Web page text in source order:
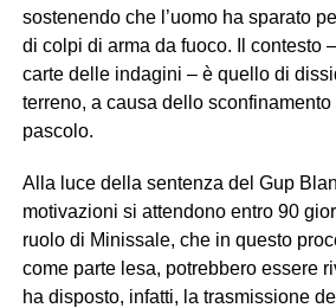
sostenendo che l’uomo ha sparato
di colpi di arma da fuoco. Il contesto
carte delle indagini – è quello di
terreno, a causa dello sconfinamento
pascolo.
Alla luce della sentenza del Gup
motivazioni si attendono entro 90
ruolo di Minissale, che in questo
come parte lesa, potrebbero essere
ha disposto, infatti, la trasmissione